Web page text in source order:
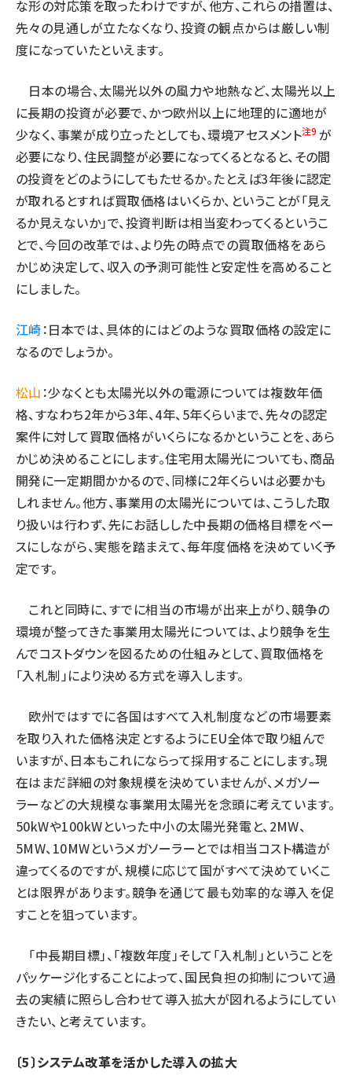
な形の対応策を取ったわけですが、他方、これらの措置は、
先々の見通しが立たなくなり、投資の観点からは厳しい制
度になっていたといえます。
日本の場合、太陽光以外の風力や地熱など、太陽光以上
に長期の投資が必要で、かつ欧州以上に地理的に適地が
少なく、事業が成り立ったとしても、環境アセスメント注9 が
必要になり、住民調整が必要になってくるとなると、その間
の投資をどのようにしてもたせるか。たとえば3年後に認定
が取れるとすれば買取価格はいくらか、ということが「見え
るか見えないか」で、投資判断は相当変わってくるというこ
とで、今回の改革では、より先の時点での買取価格をあら
かじめ決定して、収入の予測可能性と安定性を高めること
にしました。
江崎：日本では、具体的にはどのような買取価格の設定に
なるのでしょうか。
松山 ：少なくとも太陽光以外の電源については複数年価
格、すなわち2年から3年、4年、5年くらいまで、先々の認定
案件に対して買取価格がいくらになるかということを、あら
かじめ決めることにします。住宅用太陽光についても、商品
開発に一定期間かかるので、同様に2年くらいは必要かも
しれません。他方、事業用の太陽光については、こうした取
り扱いは行わず、先にお話しした中長期の価格目標をベー
スにしながら、実態を踏まえて、毎年度価格を決めていく予
定です。
これと同時に、すでに相当の市場が出来上がり、競争の
環境が整ってきた事業用太陽光については、より競争を生
んでコストダウンを図るための仕組みとして、買取価格を
「入札制」により決める方式を導入します。
欧州ではすでに各国はすべて入札制度などの市場要素
を取り入れた価格決定とするようにEU全体で取り組んで
いますが、日本もこれにならって採用することにします。現
在はまだ詳細の対象規模を決めていませんが、メガソー
ラーなどの大規模な事業用太陽光を念頭に考えています。
50kWや100kWといった中小の太陽光発電と、2MW、
5MW、10MWというメガソーラーとでは相当コスト構造が
違ってくるのですが、規模に応じて国がすべて決めていくこ
とは限界があります。競争を通じて最も効率的な導入を促
すことを狙っています。
「中長期目標」、「複数年度」そして「入札制」ということを
パッケージ化することによって、国民負担の抑制について過
去の実績に照らし合わせて導入拡大が図れるようにしてい
きたい、と考えています。
〔5〕システム改革を活かした導入の拡大